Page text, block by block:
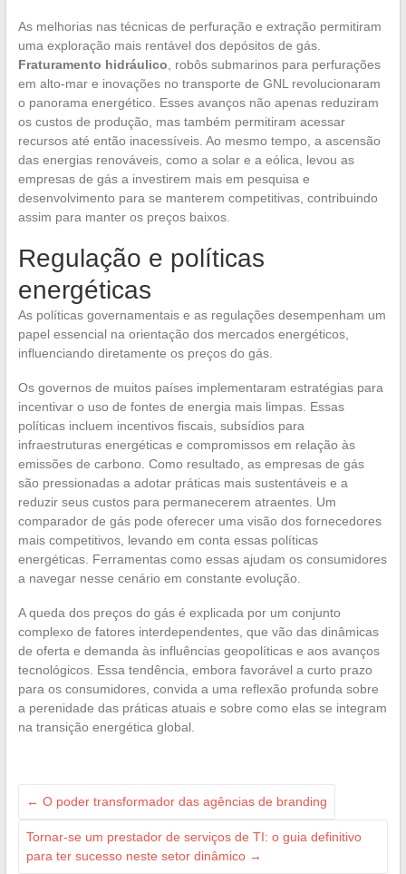
As melhorias nas técnicas de perfuração e extração permitiram
uma exploração mais rentável dos depósitos de gás.
Fraturamento hidráulico , robôs submarinos para perfurações
em alto-mar e inovações no transporte de GNL revolucionaram
o panorama energético. Esses avanços não apenas reduziram
os custos de produção, mas também permitiram acessar
recursos até então inacessíveis. Ao mesmo tempo, a ascensão
das energias renováveis, como a solar e a eólica, levou as
empresas de gás a investirem mais em pesquisa e
desenvolvimento para se manterem competitivas, contribuindo
assim para manter os preços baixos.
Regulação e políticas
energéticas
As políticas governamentais e as regulações desempenham um
papel essencial na orientação dos mercados energéticos,
influenciando diretamente os preços do gás.
Os governos de muitos países implementaram estratégias para
incentivar o uso de fontes de energia mais limpas. Essas
políticas incluem incentivos fiscais, subsídios para
infraestruturas energéticas e compromissos em relação às
emissões de carbono. Como resultado, as empresas de gás
são pressionadas a adotar práticas mais sustentáveis e a
reduzir seus custos para permanecerem atraentes. Um
comparador de gás pode oferecer uma visão dos fornecedores
mais competitivos, levando em conta essas políticas
energéticas. Ferramentas como essas ajudam os consumidores
a navegar nesse cenário em constante evolução.
A queda dos preços do gás é explicada por um conjunto
complexo de fatores interdependentes, que vão das dinâmicas
de oferta e demanda às influências geopolíticas e aos avanços
tecnológicos. Essa tendência, embora favorável a curto prazo
para os consumidores, convida a uma reflexão profunda sobre
a perenidade das práticas atuais e sobre como elas se integram
na transição energética global.
← O poder transformador das agências de branding
Tornar-se um prestador de serviços de TI: o guia definitivo
para ter sucesso neste setor dinâmico →